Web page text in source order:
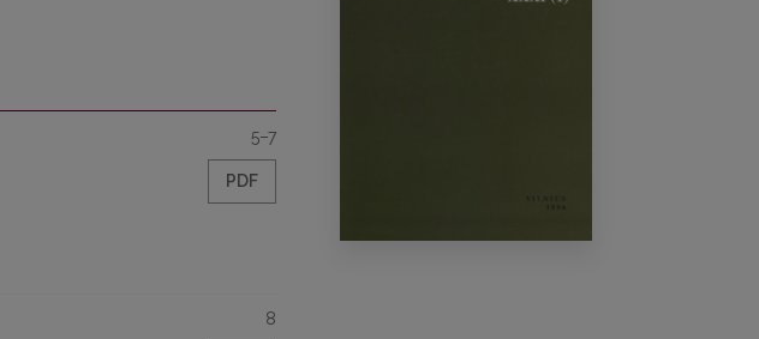
5–7
PDF
8